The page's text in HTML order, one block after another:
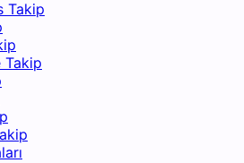
Takip
Takip